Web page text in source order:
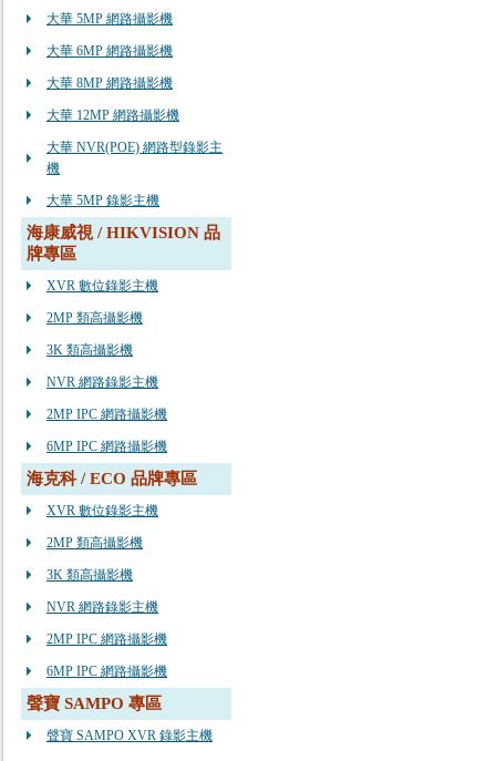
大華 5MP 網路攝影機
大華 6MP 網路攝影機
大華 8MP 網路攝影機
大華 12MP 網路攝影機
大華 NVR(POE) 網路型錄影主
機
大華 5MP 錄影主機
海康威視 / HIKVISION 品
牌專區
XVR 數位錄影主機
2MP 類高攝影機
3K 類高攝影機
NVR 網路錄影主機
2MP IPC 網路攝影機
6MP IPC 網路攝影機
海克科 / ECO 品牌專區
XVR 數位錄影主機
2MP 類高攝影機
3K 類高攝影機
NVR 網路錄影主機
2MP IPC 網路攝影機
6MP IPC 網路攝影機
聲寶 SAMPO 專區
聲寶 SAMPO XVR 錄影主機